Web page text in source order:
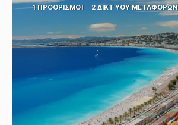
1 ΠΡΟΟΡΙΣΜΟΊ 2 ΔΙΚΤΎΟΥ ΜΕΤΑΦΟΡΏΝ